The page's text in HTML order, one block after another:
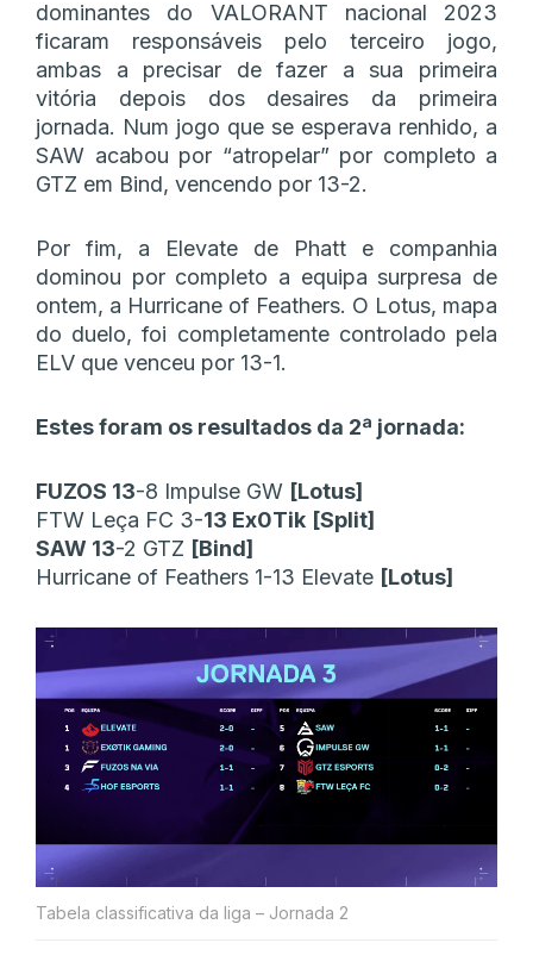
dominantes do VALORANT nacional 2023
ficaram responsáveis pelo terceiro jogo,
ambas a precisar de fazer a sua primeira
vitória depois dos desaires da primeira
jornada. Num jogo que se esperava renhido, a
SAW acabou por “atropelar” por completo a
GTZ em Bind, vencendo por 13-2.
Por fim, a Elevate de Phatt e companhia
dominou por completo a equipa surpresa de
ontem, a Hurricane of Feathers. O Lotus, mapa
do duelo, foi completamente controlado pela
ELV que venceu por 13-1.
Estes foram os resultados da 2ª jornada:
FUZOS 13-8 Impulse GW [Lotus]
FTW Leça FC 3-13 Ex0Tik [Split]
SAW 13-2 GTZ [Bind]
Hurricane of Feathers 1-13 Elevate [Lotus]
Tabela classificativa da liga – Jornada 2